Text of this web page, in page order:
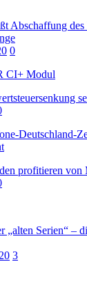
Abschaffung
0
profitieren von
„alten Serien“ –
3